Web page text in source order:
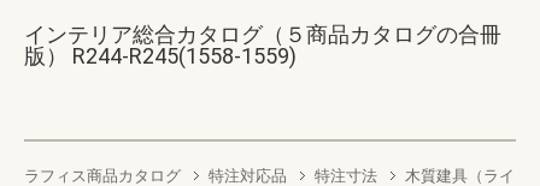
インテリア総合カタログ（５商品カタログの合冊
版） R244-R245(1558-1559)
ラフィス商品カタログ 特注対応品 特注寸法
木質建具（ライ